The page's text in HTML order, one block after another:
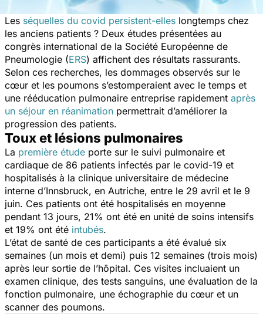
Les séquelles du covid persistent-elles longtemps chez
les anciens patients ? Deux études présentées au
congrès international de la Société Européenne de
Pneumologie (ERS) affichent des résultats rassurants.
Selon ces recherches, les dommages observés sur le
cœur et les poumons s’estomperaient avec le temps et
une rééducation pulmonaire entreprise rapidement après
un séjour en réanimation permettrait d’améliorer la
progression des patients.
Toux et lésions pulmonaires
La première étude porte sur le suivi pulmonaire et
cardiaque de 86 patients infectés par le covid-19 et
hospitalisés à la clinique universitaire de médecine
interne d’Innsbruck, en Autriche, entre le 29 avril et le 9
juin. Ces patients ont été hospitalisés en moyenne
pendant 13 jours, 21% ont été en unité de soins intensifs
et 19% ont été intubés.
L’état de santé de ces participants a été évalué six
semaines (un mois et demi) puis 12 semaines (trois mois)
après leur sortie de l’hôpital. Ces visites incluaient un
examen clinique, des tests sanguins, une évaluation de la
fonction pulmonaire, une échographie du cœur et un
scanner des poumons.